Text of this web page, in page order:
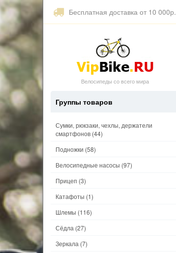
Бесплатная доставка от 10 000р.
Велосипеды со всего мира
Группы товаров
Сумки, рюкзаки, чехлы, держатели
смартфонов (44)
Подножки (58)
Велосипедные насосы (97)
Прицеп (3)
Катафоты (1)
Шлемы (116)
Сёдла (27)
Зеркала (7)